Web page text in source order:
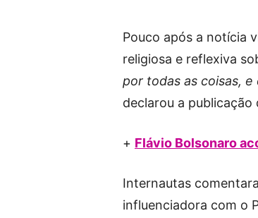
Pouco após a notícia
religiosa e reflexiva
por todas as coisas,
declarou a publicação
+ Flávio Bolsonaro
Internautas
influenciadora com o